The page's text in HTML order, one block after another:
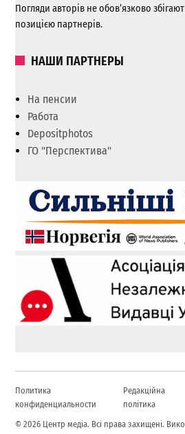
Погляди авторів не обов’язково
позицією партнерів.
НАШИ ПАРТНЕРЫ
На пенсии
Работа
Depositphotos
ГО "Перспектива"
Политика
конфиденциальности
Редакційна
політика
© 2026 Центр медіа. Всі права захищені.